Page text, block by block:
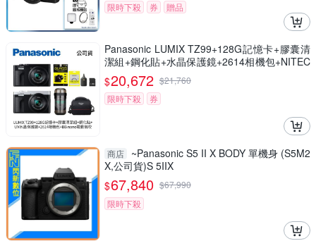
限時下殺
券 贈品
Panasonic LUMIX TZ99+128G記憶卡+膠囊清
潔組+鋼化貼+水晶保護鏡+2614相機包+NITEC
ORE BB nano 迷你電動氣吹(公司貨)
$20,672 $21,760
限時下殺
券
商店
~Panasonic S5 II X BODY 單機身 (S5M2
X,公司貨)S 5IIX
$67,840 $67,990
限時下殺